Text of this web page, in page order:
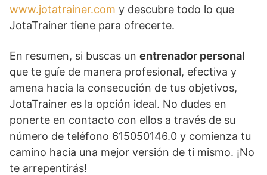
www.jotatrainer.com y descubre todo lo que
JotaTrainer tiene para ofrecerte.
En resumen, si buscas un entrenador personal
que te guíe de manera profesional, efectiva y
amena hacia la consecución de tus objetivos,
JotaTrainer es la opción ideal. No dudes en
ponerte en contacto con ellos a través de su
número de teléfono 615050146.0 y comienza tu
camino hacia una mejor versión de ti mismo. ¡No
te arrepentirás!